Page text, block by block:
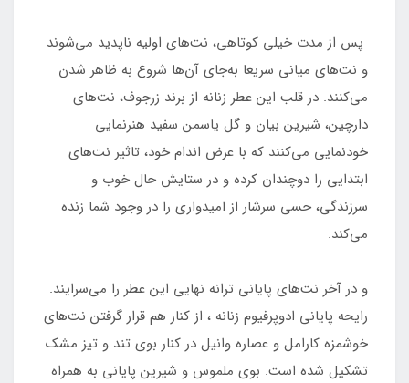
پس از مدت خیلی کوتاهی، نت‌های اولیه ناپدید می‌شوند
و نت‌های میانی سریعا به‌جای آن‌ها شروع به ظاهر شدن
می‌کنند. در قلب این عطر زنانه از برند زرجوف، نت‌های
دارچین، شیرین بیان و گل یاسمن سفید هنرنمایی
خودنمایی می‌کنند که با عرض اندام خود، تاثیر نت‌های
ابتدایی را دوچندان کرده و در ستایش حال خوب و
سرزندگی، حسی سرشار از امیدواری را در وجود شما زنده
می‌کند.
و در آخر نت‌های پایانی ترانه نهایی این عطر را می‌سرایند.
رایحه پایانی ادوپرفیوم زنانه ، از کنار هم قرار گرفتن نت‌های
خوشمزه کارامل و عصاره وانیل در کنار بوی تند و تیز مشک
تشکیل شده است. بوی ملموس و شیرین پایانی به همراه